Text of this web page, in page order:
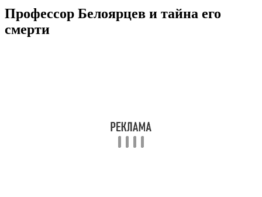
Профессор Белоярцев и тайна его
смерти